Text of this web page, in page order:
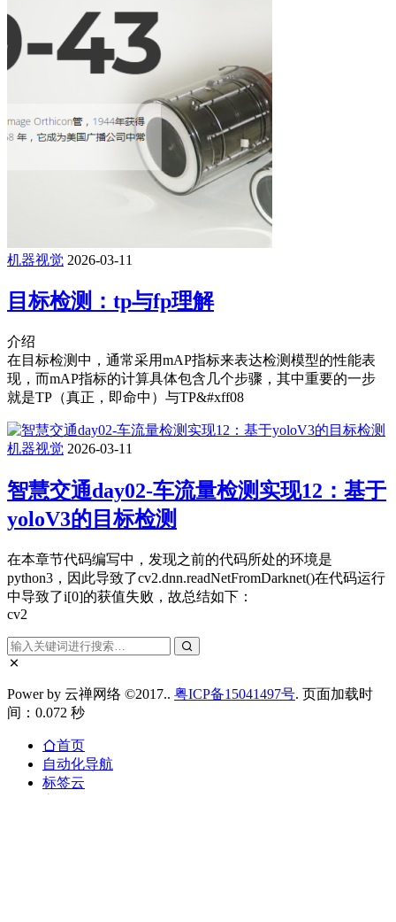
机器视觉 2026-03-11
目标检测：tp与fp理解
介绍
在目标检测中，通常采用mAP指标来表达检测模型的性能表
现，而mAP指标的计算具体包含几个步骤，其中重要的一步
就是TP（真正，即命中）与TP&#xff08
机器视觉 2026-03-11
智慧交通day02-车流量检测实现12：基于
yoloV3的目标检测
在本章节代码编写中，发现之前的代码所处的环境是
python3，因此导致了cv2.dnn.readNetFromDarknet()在代码运行
中导致了i[0]的获值失败，故总结如下：
cv2
Power by 云禅网络 ©2017.. 粤ICP备15041497号. 页面加载时
间：0.072 秒
首页
自动化导航
标签云